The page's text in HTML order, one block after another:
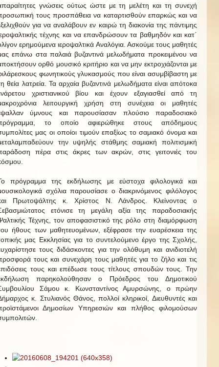
γνώσεις ούτως ώστε με τη μελέτη και τη συνεχή
τους προσπάθεια να καταρτισθούν επαρκώς και να
για να αναλάβουν εν καιρώ τη διακονία της πάντιμης
τέχνης και να επανδρώσουν τα βαθμηδόν και κατ΄
ερημούμενα ιεροψαλτικά Αναλόγια. Ασκούμε τους μαθητές
επάνω στα παλαιά βυζαντινά μελωδήματα προκειμένου να
ορθό μουσικό κριτήριο και να μην εκτροχιάζονται με
φωνητικούς γλυκασμούς που είναι ασυμβίβαστη με
θεία λατρεία. Τα αρχαία βυζαντινά μελωδήματα είναι απότοκα
χριστιανικού βίου και έχουν εξαγιασθεί από τη
λειτουργική χρήση στη συνέχεια οι μαθητές
ύμνους και παρουσίασαν πλούσιο παραδοσιακό
το οποίο αφιερώθηκε στους απόδημους
μας οι οποίοι τιμούν επαξίως το σαμιακό όνομα και
την υψηλής στάθμης σαμιακή πολιτισμική
πέρα στις άκρες των ακρών, στις γειτονιές του
πρόγραμμα της εκδήλωσης με εύστοχα φιλολογικά και
σχόλια παρουσίασε ο διακρινόμενος φιλόλογος
Πρωτοψάλτης κ. Χρίστος Ν. Λάνδρος. Κλείνοντας ο
ετόνισε τη μεγάλη αξία της παραδοσιακής
Τέχνης, τον αποφασιστικό της ρόλο στη διαμόρφωση
ήθους των μαθητευομένων, εξέφρασε την ευαρέσκεια της
μας Εκκλησίας για το συντελούμενο έργο της Σχολής,
τους διδάσκοντες για την ολόθυμη και ανιδιοτελή
τους και συνεχάρη τους μαθητές για το ζήλο και τις
τους και επέδωσε τους τίτλους σπουδών τους. Την
παρηκολούθησαν ο Πρόεδρος του Δημοτικού
Σάμου κ. Κωνσταντίνος Αμυρσώνης, ο πρώην
κ. Στυλιανός Θάνος, πολλοί κληρικοί, Διευθυντές και
Δημοσίων Υπηρεσιών και πλήθος φιλομούσων